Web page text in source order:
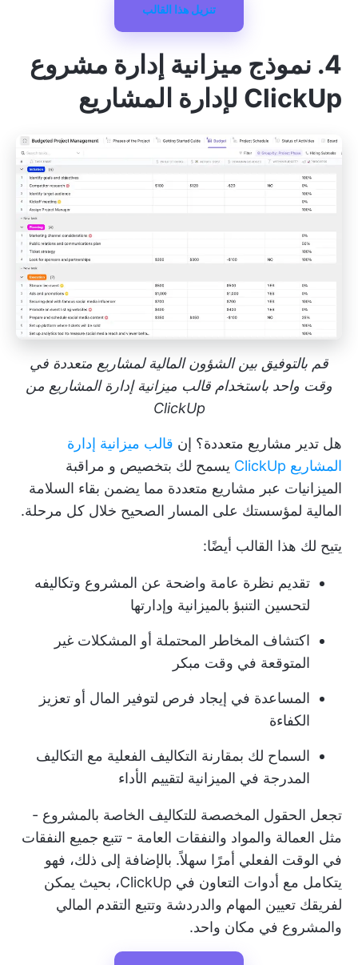
تنزيل هذا القالب
4. نموذج ميزانية إدارة مشروع
ClickUp لإدارة المشاريع
قم بالتوفيق بين الشؤون المالية لمشاريع متعددة في
وقت واحد باستخدام قالب ميزانية إدارة المشاريع من
ClickUp
هل تدير مشاريع متعددة؟ إن قالب ميزانية إدارة
المشاريع ClickUp
يسمح لك بتخصيص و مراقبة
الميزانيات عبر مشاريع متعددة مما يضمن بقاء السلامة
المالية لمؤسستك على المسار الصحيح خلال كل مرحلة.
يتيح لك هذا القالب أيضًا:
تقديم نظرة عامة واضحة عن المشروع وتكاليفه
لتحسين التنبؤ بالميزانية وإدارتها
اكتشاف المخاطر المحتملة أو المشكلات غير
المتوقعة في وقت مبكر
المساعدة في إيجاد فرص لتوفير المال أو تعزيز
الكفاءة
السماح لك بمقارنة التكاليف الفعلية مع التكاليف
المدرجة في الميزانية لتقييم الأداء
تجعل الحقول المخصصة للتكاليف الخاصة بالمشروع -
مثل العمالة والمواد والنفقات العامة - تتبع جميع النفقات
في الوقت الفعلي أمرًا سهلاً. بالإضافة إلى ذلك، فهو
يتكامل مع أدوات التعاون في ClickUp، بحيث يمكن
لفريقك تعيين المهام والدردشة وتتبع التقدم المالي
والمشروع في مكان واحد.